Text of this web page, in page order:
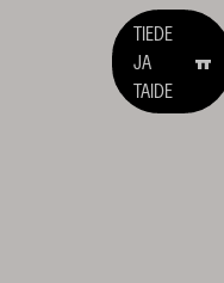
TIEDE
JA
TAIDE